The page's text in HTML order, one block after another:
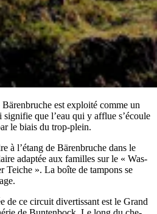
est exploi­té comme un
signi­fie que l’eau qui y afflue s’é­coule
le biais du trop-plein.
à l’é­tang de Bären­bruche dans le
adap­tée aux familles sur le « Was­
Teiche ». La boîte de tam­pons se
de ce cir­cuit diver­tis­sant est le Grand